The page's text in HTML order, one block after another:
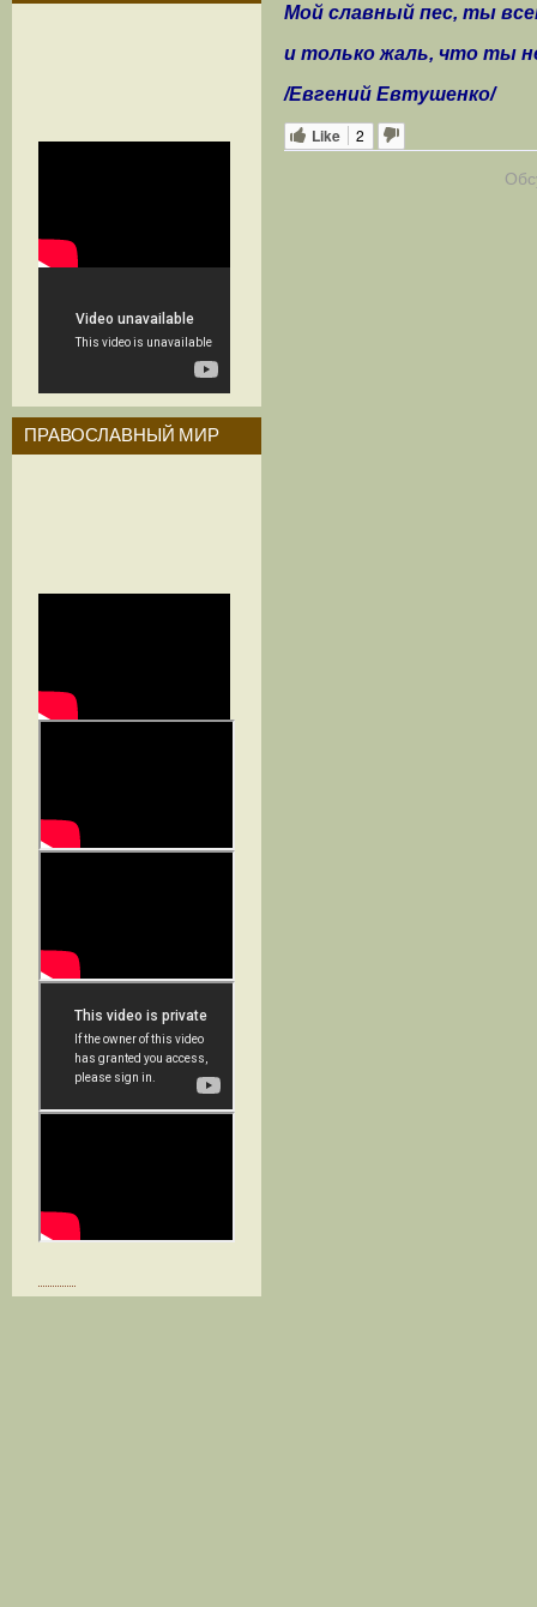
Мой славный пес, ты
и только жаль, что ты
/Евгений Евтушенко/
Like
2
ПРАВОСЛАВНЫЙ МИР